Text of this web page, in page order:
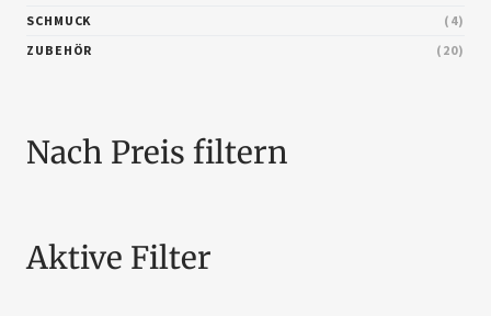
SCHMUCK
4
ZUBEHÖR
20
Nach Preis filtern
Aktive Filter